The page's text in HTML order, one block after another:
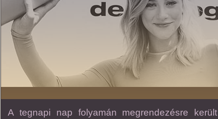
A tegnapi nap folyamán megrendezésre